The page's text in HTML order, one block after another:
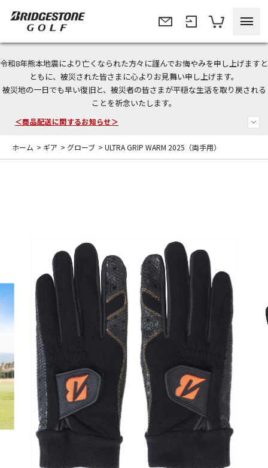
令和8年熊本地震により亡くなられた方々に謹んでお悔やみを申し上げますと
ともに、被災された皆さまに心よりお見舞い申し上げます。
被災地の一日でも早い復旧と、被災者の皆さまが平穏な生活を取り戻される
ことを祈念いたします。
今なら新規会員登録で1,000円OFFクーポンプレゼント！
＜商品配送に関するお知らせ＞
＜夏季休暇中のご注文・発送・お問い合わせ＞
ホーム > ギア > グローブ > ULTRA GRIP WARM 2025（両手用）